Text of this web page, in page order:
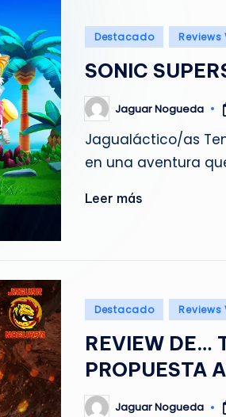
N
o
g
u
e
d
Publicado
Destacado
SONIC
Publicado
por
Jaguar Nogueda
Jagualáctico/as
en una aventura
Leer más
Publicado
Destacado
REVIEW DE…
PROPUESTA
PublicadoJaguar Nogueda